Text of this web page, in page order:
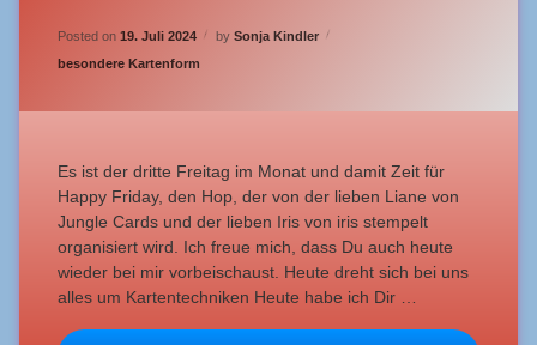
Posted on 19. Juli 2024 by Sonja Kindler
Categories:
besondere Kartenform
Es ist der dritte Freitag im Monat und damit Zeit für
Happy Friday, den Hop, der von der lieben Liane von
Jungle Cards und der lieben Iris von iris stempelt
organisiert wird. Ich freue mich, dass Du auch heute
wieder bei mir vorbeischaust. Heute dreht sich bei uns
alles um Kartentechniken Heute habe ich Dir …
Arrow-
Fold-